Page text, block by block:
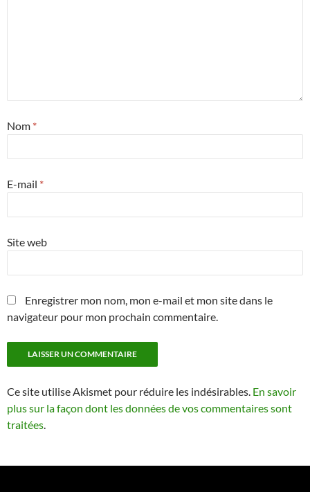
Nom *
E-mail *
Site web
Enregistrer mon nom, mon e-mail et mon site dans le
navigateur pour mon prochain commentaire.
Ce site utilise Akismet pour réduire les indésirables. En savoir
plus sur la façon dont les données de vos commentaires sont
traitées.